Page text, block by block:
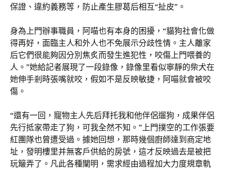
保證、違約義務等，防止產生膠葛后相互“扯皮”。
身為上門辦事職員，阿喵也有本身的困擾，“貓狗社會化做
得再好，面臨主人和外人也不免展示分歧性情。主人離家
后它們很能夠因分別焦炙而發生進犯性，咬傷上門喂養的
人。”她給記者展現了一段錄像，錄像里看似寧靜的柴犬在
她伸手剎時張嘴就咬，假如不是反映敏捷，阿喵就會被咬
傷。
“還有一回，寵物主人先后拜托我和他伴侶遛狗，成果伴侶
先行抵家帶走了狗，可我全然不知。”上門撲空的工作張要
紅團隊也曾遭受過。據她回想，那時幾個廚師達到商定地
址，發明樓里并無客戶供給的房號，這才反映過去是被把
玩簸弄了。凡此各種闡明，需求經由過程加大力度規章軌